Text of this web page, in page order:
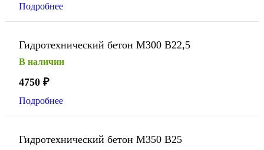
Подробнее
Гидротехнический бетон М300 В22,5
В наличии
4750 ₽
Подробнее
Гидротехнический бетон М350 В25